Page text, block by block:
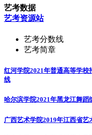
艺考数据
艺考资源站
艺考分数线
艺考简章
红河学院2021年普通高等学校
线
哈尔滨学院2021年黑龙江舞蹈
广西艺术学院2019年江西省